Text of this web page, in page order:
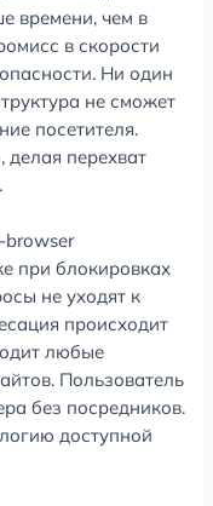
времени, чем в
в скорости
Ни один
не сможет
посетителя.
перехват
browser
при блокировках
не уходят к
происходит
любые
Пользователь
без посредников.
доступной